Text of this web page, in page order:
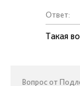
Ответ:
Такая
Вопрос от